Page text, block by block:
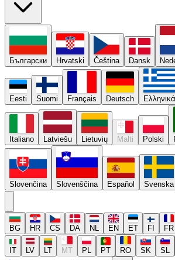
Български Hrvatski Čeština Dansk
Eesti Suomi Français Deutsch Ελληνικά
Italiano Latviešu Lietuvių Malti Polski
Slovenčina Slovenščina Español Svenska
BG HR CS DA NL EN ET FI FR
IT LV LT MT PL PT RO SK SL